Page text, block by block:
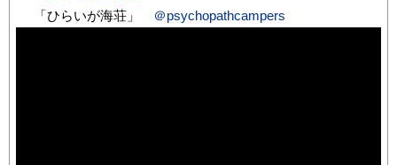
「ひらいが海荘」 ＠psychopathcampers